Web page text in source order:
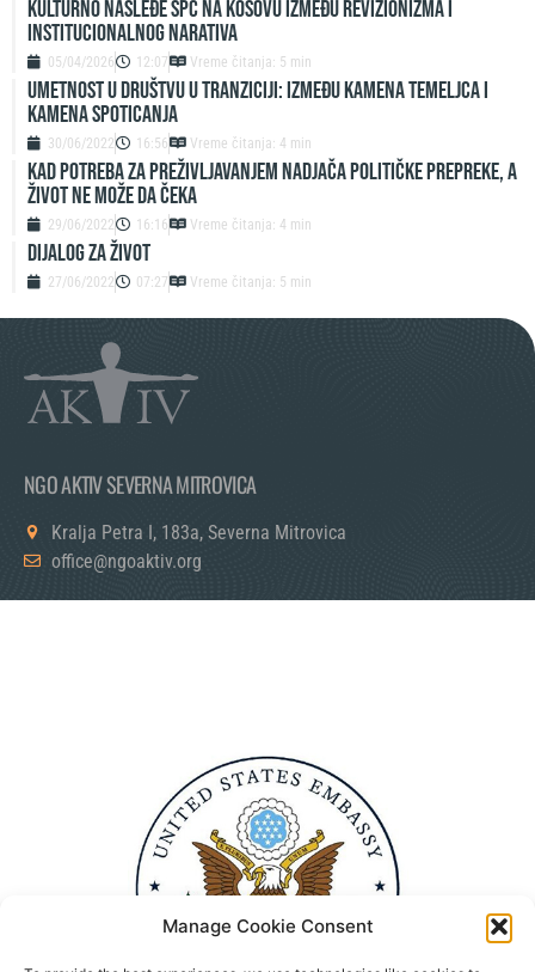
Manage Cookie Consent
Kulturno nasleđe SPC na Kosovu između revizionizma i
institucionalnog narativa
05/04/2026 12:07 Vreme čitanja: 5 min
UMETNOST U DRUŠTVU U TRANZICIJI: IZMEĐU KAMENA TEMELJCA I
KAMENA SPOTICANJA
30/06/2022 16:56 Vreme čitanja: 4 min
KAD POTREBA ZA PREŽIVLJAVANJEM NADJAČA POLITIČKE PREPREKE, A
ŽIVOT NE MOŽE DA ČEKA
29/06/2022 16:16 Vreme čitanja: 4 min
DIJALOG ZA ŽIVOT
27/06/2022 07:27 Vreme čitanja: 5 min
NGO AKTIV SEVERNA MITROVICA
Kralja Petra I, 183a, Severna Mitrovica
office@ngoaktiv.org